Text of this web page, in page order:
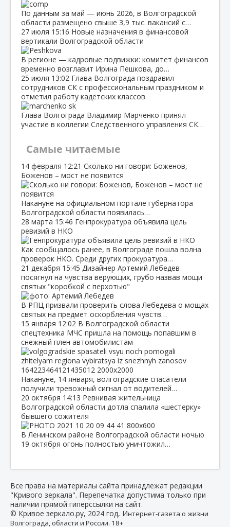
По данным за май — июнь 2026, в Волгоградской
области размещено свыше 3,9 тыс. вакансий с…
27 июля 15:16 Новые назначения в финансовой
вертикали Волгоградской области
В регионе — кадровые подвижки: комитет финансов
временно возглавит Ирина Пешкова, до…
25 июля 13:02 Глава Волгограда поздравил
сотрудников СК с профессиональным праздником и
отметил работу кадетских классов
Глава Волгограда Владимир Марченко принял
участие в коллегии Следственного управления СК…
Самые читаемые
14 февраля 12:21 Сколько ни говори: Боженов,
Боженов – мост не появится
Накануне на официальном портале губернатора
Волгоградской области появилась…
28 марта 15:46 Генпрокуратура объявила цель
ревизий в НКО
Как сообщалось ранее, в Волгограде пошла волна
проверок НКО. Среди других прокуратура…
21 декабря 15:45 Дизайнер Артемий Лебедев
посягнул на чувства верующих, грубо назвав мощи
святых "коробкой с перхотью"
В РПЦ призвали проверить слова Лебедева о мощах
святых на предмет оскорбления чувств…
15 января 12:02 В Волгоградской области
спецтехника МЧС пришла на помощь попавшим в
снежный плен автомобилистам
Накануне, 14 января, волгоградские спасатели
получили тревожный сигнал от водителей…
20 октября 14:13 Ревнивая жительница
Волгоградской области дотла спалила «шестерку»
бывшего сожителя
В Ленинском районе Волгоградской области ночью
19 октября огонь полностью уничтожил…
Все права на материалы сайта принадлежат редакции
"Кривого зеркала". Перепечатка допустима только при
наличии прямой гиперссылки на сайт.
© Кривое зеркало.ру, 2024 год, Интернет-газета о жизни
Волгограда, области и России. 18+